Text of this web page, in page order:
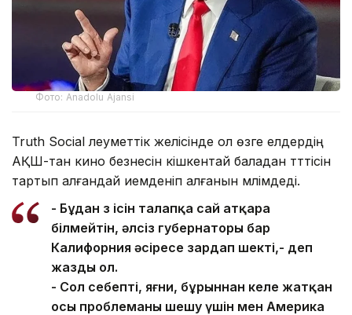
Фото: Anadolu Ajansi
Truth Social әлеуметтік желісінде ол өзге елдердің
АҚШ-тан кино безнесін кішкентай баладан тәттісін
тартып алғандай иемденіп алғанын мәлімдеді.
- Бұдан өз ісін талапқа сай атқара
білмейтін, әлсіз губернаторы бар
Калифорния әсіресе зардап шекті,- деп
жазды ол.
- Сол себепті, яғни, бұрыннан келе жатқан
осы проблеманы шешу үшін мен Америка